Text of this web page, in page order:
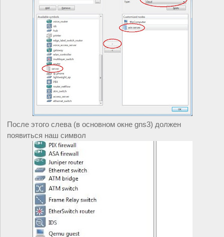
После этого слева (в основном окне gns3) должен
появиться наш символ